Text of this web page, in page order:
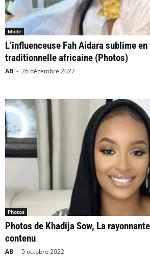
Mode
L’influenceuse Fah Aidara sublime
traditionnelle africaine (Photos)
AB - 26 décembre 2022
Photos
Photos de Khadija Sow, La
contenu
AB - 5 octobre 2022